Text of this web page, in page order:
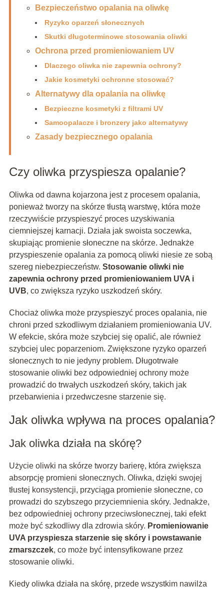
Bezpieczeństwo opalania na oliwkę
Ryzyko oparzeń słonecznych
Skutki długoterminowe stosowania oliwki
Ochrona przed promieniowaniem UV
Dlaczego oliwka nie zapewnia ochrony?
Jakie kosmetyki ochronne stosować?
Alternatywy dla opalania na oliwkę
Bezpieczne kosmetyki z filtrami UV
Samoopalacze i bronzery jako alternatywy
Zasady bezpiecznego opalania
Czy oliwka przyspiesza opalanie?
Oliwka od dawna kojarzona jest z procesem opalania,
ponieważ tworzy na skórze tłustą warstwę, która może
rzeczywiście przyspieszyć proces uzyskiwania
ciemniejszej karnacji. Działa jak swoista soczewka,
skupiając promienie słoneczne na skórze. Jednakże
przyspieszenie opalania za pomocą oliwki niesie ze sobą
szereg niebezpieczeństw. Stosowanie oliwki nie
zapewnia ochrony przed promieniowaniem UVA i
UVB, co zwiększa ryzyko uszkodzeń skóry.
Chociaż oliwka może przyspieszyć proces opalania, nie
chroni przed szkodliwym działaniem promieniowania UV.
W efekcie, skóra może szybciej się opalić, ale również
szybciej ulec poparzeniom. Zwiększone ryzyko oparzeń
słonecznych to nie jedyny problem. Długotrwałe
stosowanie oliwki bez odpowiedniej ochrony może
prowadzić do trwałych uszkodzeń skóry, takich jak
przebarwienia i przedwczesne starzenie się.
Jak oliwka wpływa na proces opalania?
Jak oliwka działa na skórę?
Użycie oliwki na skórze tworzy barierę, która zwiększa
absorpcję promieni słonecznych. Oliwka, dzięki swojej
tłustej konsystencji, przyciąga promienie słoneczne, co
prowadzi do szybszego przyciemnienia skóry. Jednakże,
bez odpowiedniej ochrony przeciwsłonecznej, taki efekt
może być szkodliwy dla zdrowia skóry. Promieniowanie
UVA przyspiesza starzenie się skóry i powstawanie
zmarszczek, co może być intensyfikowane przez
stosowanie oliwki.
Kiedy oliwka działa na skórę, przede wszystkim nawilża